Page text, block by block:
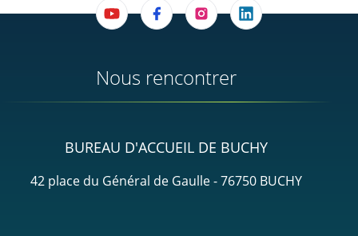
Nous rencontrer
BUREAU D'ACCUEIL DE BUCHY
42 place du Général de Gaulle - 76750 BUCHY